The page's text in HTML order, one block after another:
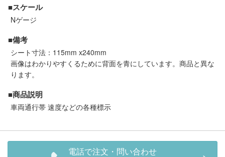
走行エリア別 鉄道模型車両リスト
北海道・東北
中部
中国・四国
■スケール
Nゲージ
■備考
シート寸法：115mm x240mm
画像はわかりやすくるために背面を青にしています。商品と異な
ります。
■商品説明
車両通行帯 速度などの各種標示
電話で注文・問い合わせ